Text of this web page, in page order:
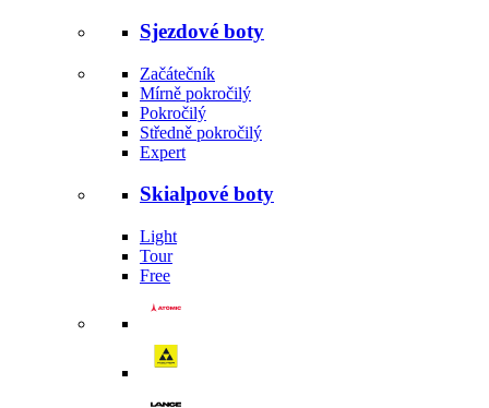
Sjezdové boty
Začátečník
Mírně pokročilý
Pokročilý
Středně pokročilý
Expert
Skialpové boty
Light
Tour
Free